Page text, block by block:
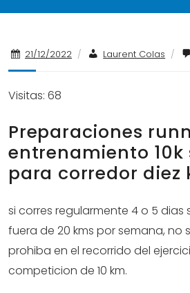
21/12/2022 / Laurent Colas /
Visitas: 68
Preparaciones
entrenamiento 10k
para corredor diez
si corres regularmente 4 o 5 dias
fuera de 20 kms por semana, no
prohiba en el recorrido del
competicion de 10 km.